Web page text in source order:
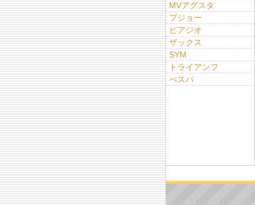
MVアグスタ
プジョー
ピアジオ
ザックス
SYM
トライアンフ
べスパ